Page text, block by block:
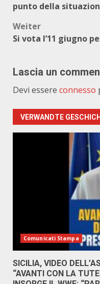
punto della
Weiter
Si vota l’11 giugno
Lascia un
Devi essere connesso
VERWANDTE
Comunicati Stampa
SICILIA, VIDEO
“AVANTI CON LA